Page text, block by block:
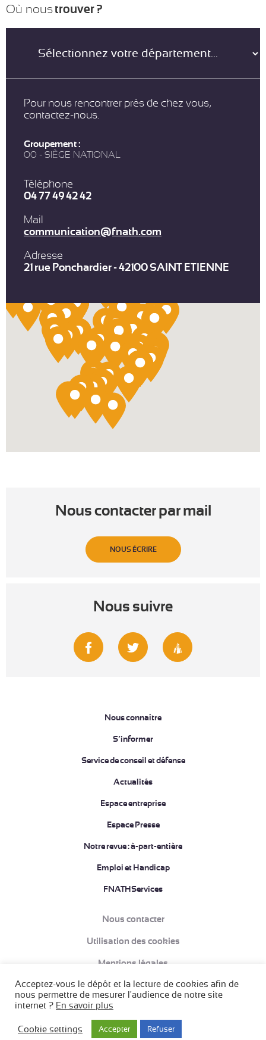
Où noustrouver ?
Pour nous rencontrer près de chez vous,
contactez-nous.
Groupement :
00 - SIÈGE NATIONAL
Téléphone
04 77 49 42 42
Mail
communication@fnath.com
Adresse
21 rue Ponchardier - 42100 SAINT ETIENNE
Nous contacter par mail
NOUS ÉCRIRE
Nous suivre
Nous connaître
S’informer
Service de conseil et défense
Actualités
Espace entreprise
Espace Presse
Notre revue : à-part-entière
Emploi et Handicap
FNATHServices
Nous contacter
Utilisation des cookies
Mentions légales
Données à caractère personnel et Politique de confidentialité
Conditions Générales de Vente (CGV)
Création acti
Acceptez-vous le dépôt et la lecture de cookies afin de
nous permettre de mesurer l'audience de notre site
internet ? En savoir plus
Cookie settings Accepter Refuser